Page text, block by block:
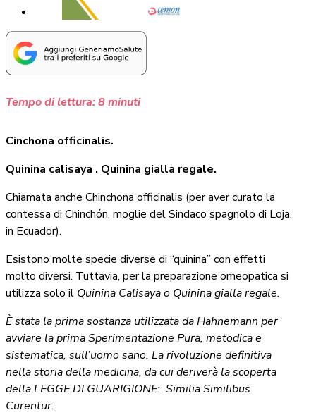
Tempo di lettura:8minuti
Cinchona officinalis.
Quinina calisaya . Quinina gialla regale.
Chiamata anche Chinchona officinalis (per aver curato la
contessa di Chinchón, moglie del Sindaco spagnolo di Loja,
in Ecuador).
Esistono molte specie diverse di “quinina” con effetti
molto diversi. Tuttavia, per la preparazione omeopatica si
utilizza solo il Quinina Calisaya o Quinina gialla regale.
È stata la prima sostanza utilizzata da Hahnemann per
avviare la prima Sperimentazione Pura, metodica e
sistematica, sull’uomo sano. La rivoluzione definitiva
nella storia della medicina, da cui deriverà la scoperta
della LEGGE DI GUARIGIONE: Similia Similibus
Curentur.